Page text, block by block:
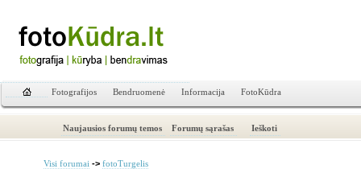
Fotografijos Bendruomenė Informacija FotoKūdra
Naujausios forumų temos Forumų sąrašas Ieškoti
Visi forumai -> fotoTurgelis